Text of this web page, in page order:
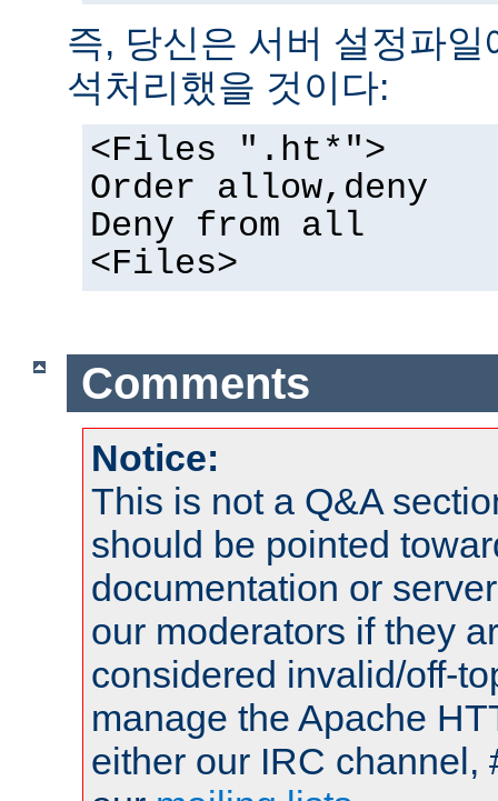
즉, 당신은 서버 설정파
석처리했을 것이다:
<Files ".ht*">
Order allow,deny
Deny from all
<Files>
Comments
Notice:
This is not a Q&A
should be pointed
documentation or
our moderators if they
considered invalid/off-
manage the Apache
either our IRC channel,